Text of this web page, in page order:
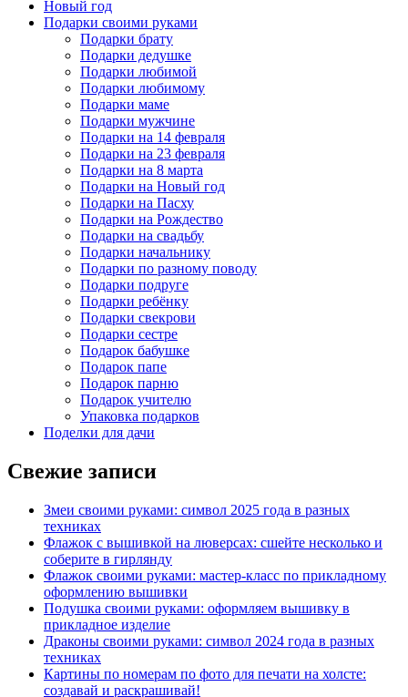
Новый год
Подарки своими руками
Подарки брату
Подарки дедушке
Подарки любимой
Подарки любимому
Подарки маме
Подарки мужчине
Подарки на 14 февраля
Подарки на 23 февраля
Подарки на 8 марта
Подарки на Новый год
Подарки на Пасху
Подарки на Рождество
Подарки на свадьбу
Подарки начальнику
Подарки по разному поводу
Подарки подруге
Подарки ребёнку
Подарки свекрови
Подарки сестре
Подарок бабушке
Подарок папе
Подарок парню
Подарок учителю
Упаковка подарков
Поделки для дачи
Свежие записи
Змеи своими руками: символ 2025 года в разных
техниках
Флажок с вышивкой на люверсах: сшейте несколько и
соберите в гирлянду
Флажок своими руками: мастер-класс по прикладному
оформлению вышивки
Подушка своими руками: оформляем вышивку в
прикладное изделие
Драконы своими руками: символ 2024 года в разных
техниках
Картины по номерам по фото для печати на холсте:
создавай и раскрашивай!